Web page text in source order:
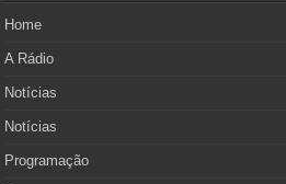
Home
A Rádio
Notícias
Notícias
Programação